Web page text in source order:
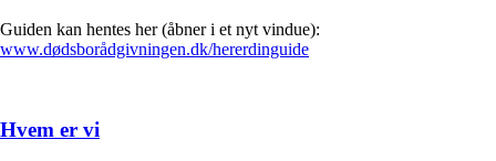
Guiden kan hentes her (åbner i et nyt vindue):
www.dødsborådgivningen.dk/hererdinguide
Hvem er vi